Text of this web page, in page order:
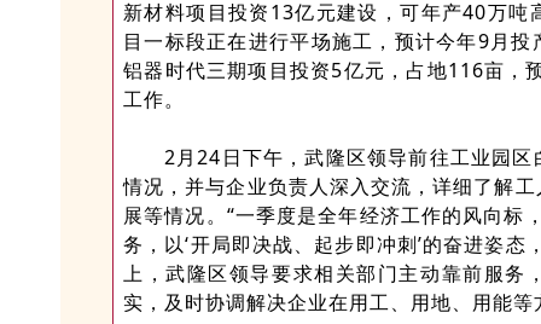
新材料项目投资13亿元建设，可年产40万
目一标段正在进行平场施工，预计今年9月
铝器时代三期项目投资5亿元，占地116亩，
工作。
2月24日下午，武隆区领导前往工业园
情况，并与企业负责人深入交流，详细了解
展等情况。“一季度是全年经济工作的风向标
务，以‘开局即决战、起步即冲刺’的奋进姿
上，武隆区领导要求相关部门主动靠前服务
实，及时协调解决企业在用工、用地、用能